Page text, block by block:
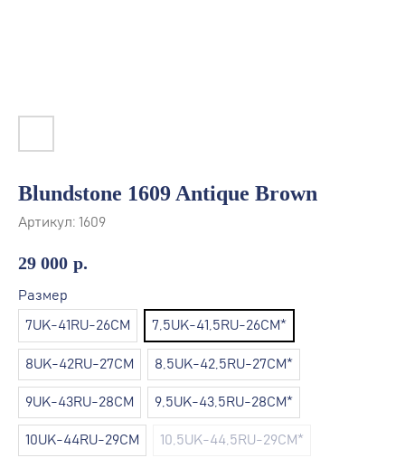
Blundstone 1609 Antique Brown
Артикул: 1609
29 000 р.
Размер
7UK-41RU-26СМ 7,5UK-41,5RU-26СМ*
8UK-42RU-27СМ 8,5UK-42,5RU-27СМ*
9UK-43RU-28СМ 9,5UK-43,5RU-28СМ*
10UK-44RU-29CM 10,5UK-44,5RU-29СМ*